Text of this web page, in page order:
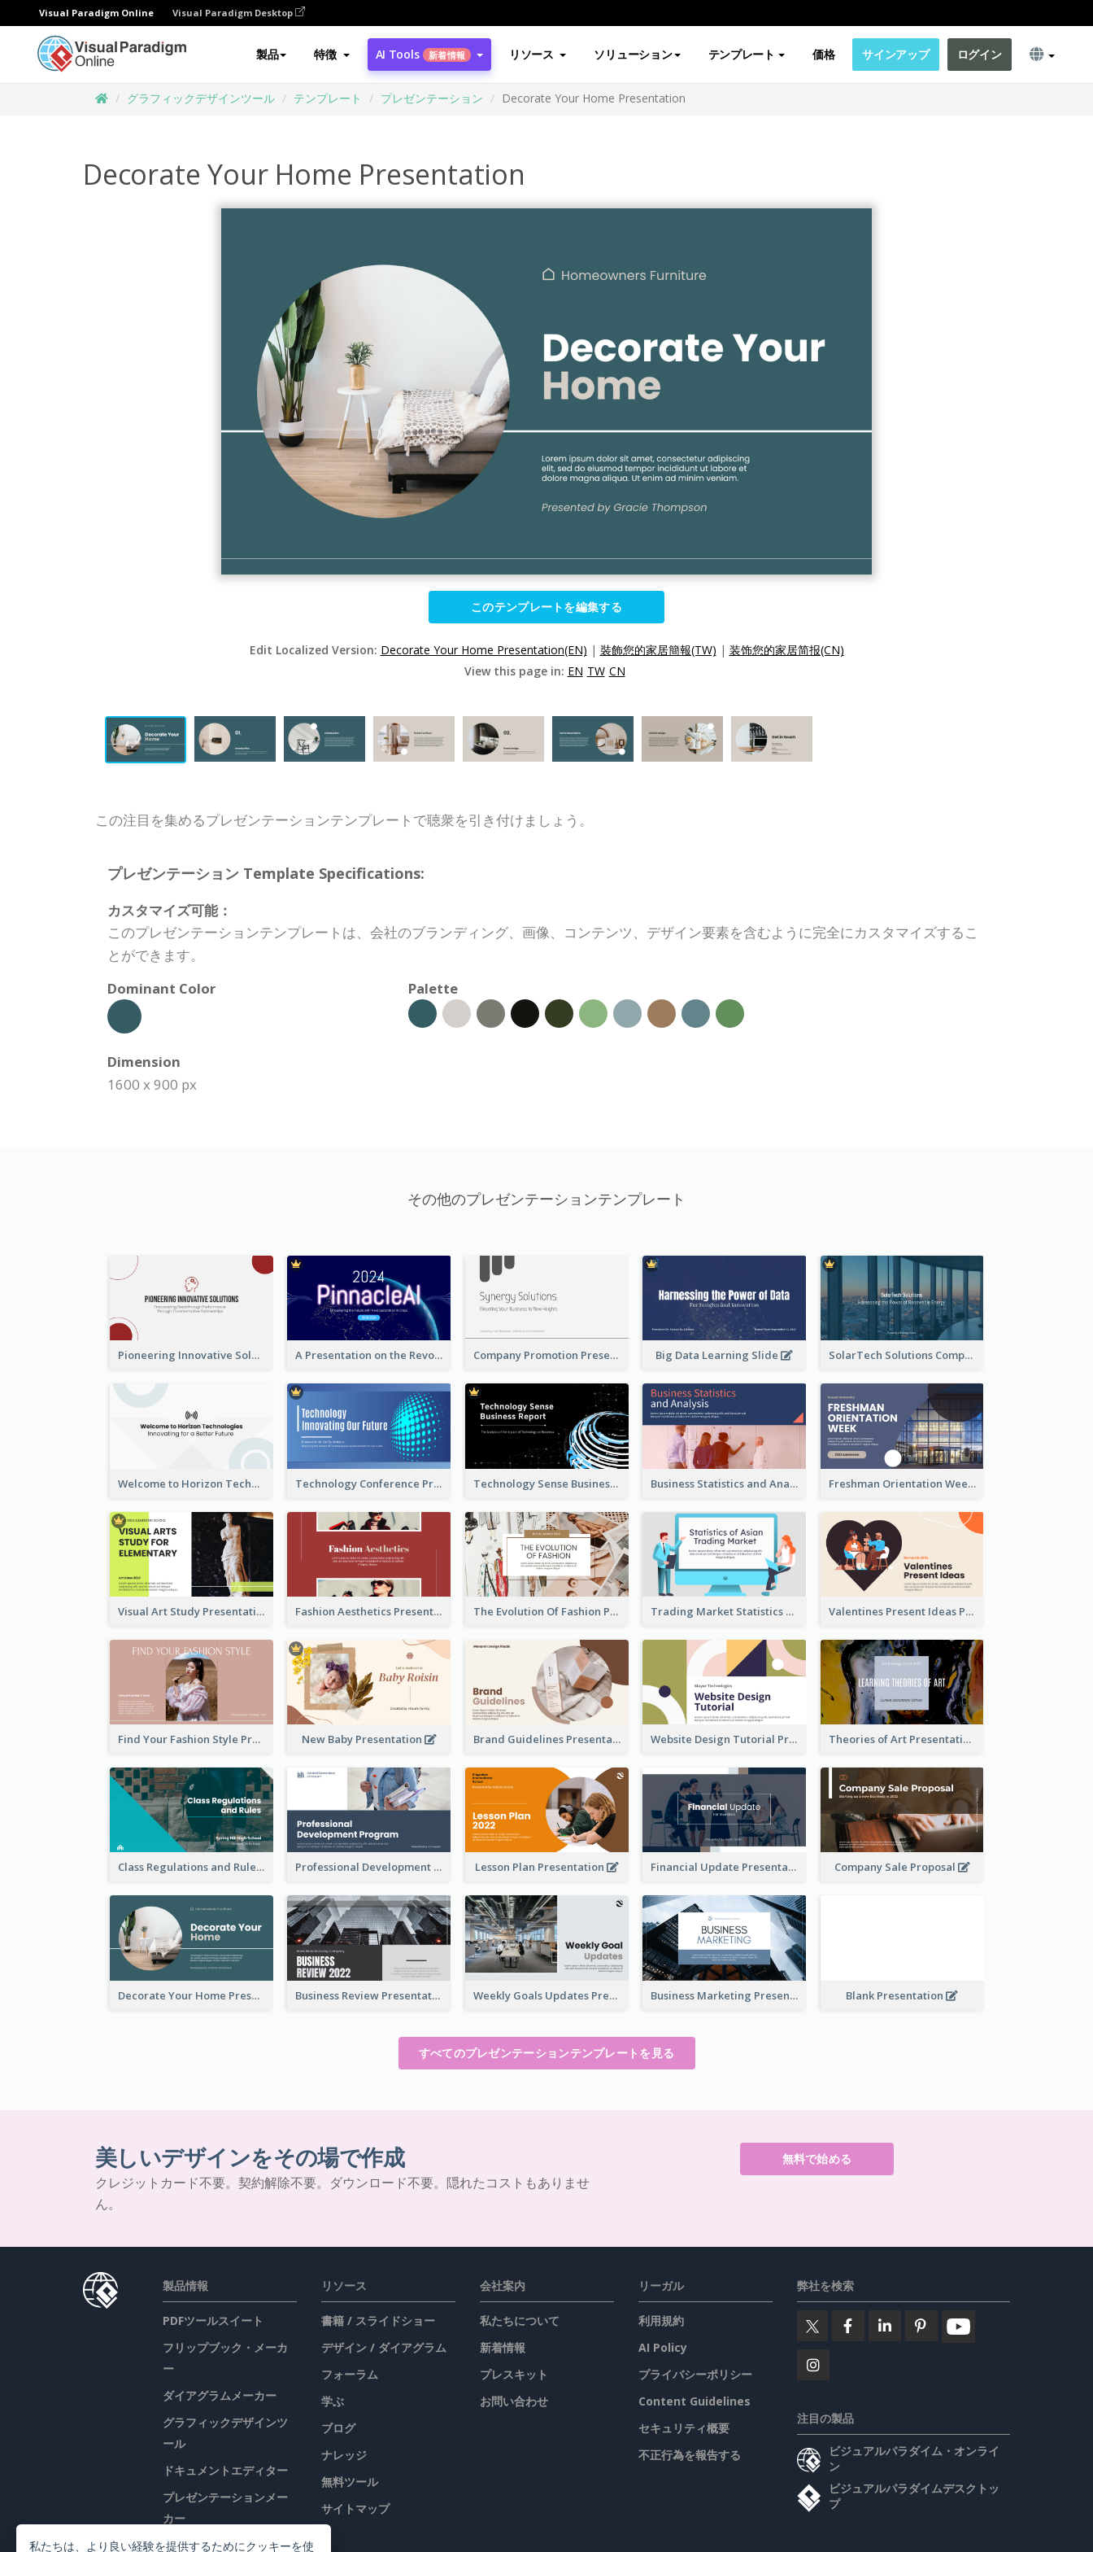
Visual Paradigm Online Visual Paradigm Desktop
製品 特徴 AI Tools 新着情報 リソース ソリューション テンプレート 価格 サインアップ ログイン
グラフィックデザインツール テンプレート プレゼンテーション Decorate Your Home Presentation
Decorate Your Home Presentation
このテンプレートを編集する
Edit Localized Version: Decorate Your Home Presentation(EN) | 裝飾您的家居簡報(TW) | 装饰您的家居简报(CN)
View this page in: EN TW CN
この注目を集めるプレゼンテーションテンプレートで聴衆を引き付けましょう。
プレゼンテーション Template Specifications:
カスタマイズ可能：
このプレゼンテーションテンプレートは、会社のブランディング、画像、コンテンツ、デザイン要素を含むように完全にカスタマイズするこ
とができます。
Dominant Color
Palette
Dimension
1600 x 900 px
その他のプレゼンテーションテンプレート
Pioneering Innovative Solutions Company Overview A Presentation on the Revolutionary Development of AI Chips Company Promotion Presentation Big Data Learning Slide SolarTech Solutions Company Overview
Welcome to Horizon Technologies- Innovating for a Better Future Technology Conference Presentation Technology Sense Business Report Business Statistics and Analysis Presentation Freshman Orientation Week Presentation
Visual Art Study Presentation Fashion Aesthetics Presentation The Evolution Of Fashion Presentation Trading Market Statistics Presentation Valentines Present Ideas Presentation
Find Your Fashion Style Presentation New Baby Presentation Brand Guidelines Presentation Website Design Tutorial Presentation Theories of Art Presentation
Class Regulations and Rules Presentation Professional Development Program Presentation Lesson Plan Presentation Financial Update Presentation Company Sale Proposal
Decorate Your Home Presentation Business Review Presentations Weekly Goals Updates Presentation Business Marketing Presentation Blank Presentation
すべてのプレゼンテーションテンプレートを見る
美しいデザインをその場で作成
クレジットカード不要。契約解除不要。ダウンロード不要。隠れたコストもありませ
ん。
無料で始める
製品情報
PDFツールスイート
フリップブック・メーカ
ー
ダイアグラムメーカー
グラフィックデザインツ
ール
ドキュメントエディター
プレゼンテーションメー
カー
表計算エディター
リソース
書籍 / スライドショー
デザイン / ダイアグラム
フォーラム
学ぶ
ブログ
ナレッジ
無料ツール
サイトマップ
会社案内
私たちについて
新着情報
プレスキット
お問い合わせ
リーガル
利用規約
AI Policy
プライバシーポリシー
Content Guidelines
セキュリティ概要
不正行為を報告する
弊社を検索
注目の製品
ビジュアルパラダイム・オンライ
ン
ビジュアルパラダイムデスクトッ
プ
私たちは、より良い経験を提供するためにクッキーを使